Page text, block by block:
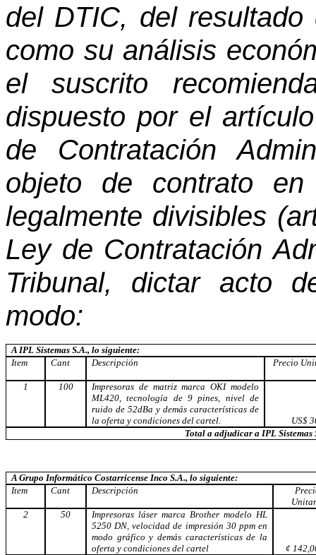
del DTIC, del
como su análisis
el suscrito
dispuesto por el
de Contratación
objeto de contrato
legalmente divisibles
Ley de Contratación
Tribunal, dictar acto
modo:
A IPL Sistemas S.A., lo siguiente:
Item
Cant Descripción Precio
1 100
Impresoras de matriz marca OKI modelo
ML420, tecnología de 9 pines, nivel de
ruido de 52dBa y demás características de
la oferta y condiciones del cartel.
US$
Total a adjudicar a IPL Sistemas
A Grupo Informático Costarricense Inco S.A., lo siguiente:
Item
Cant Descripción
2
50
Impresoras láser marca Brother modelo HL
5250 DN, velocidad de impresión 30 ppm en
modo gráfico y demás características de la
oferta y condiciones del cartel
¢